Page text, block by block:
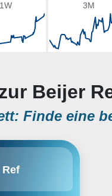
1W 3M
Beijer
Finde eine
and air
segments: